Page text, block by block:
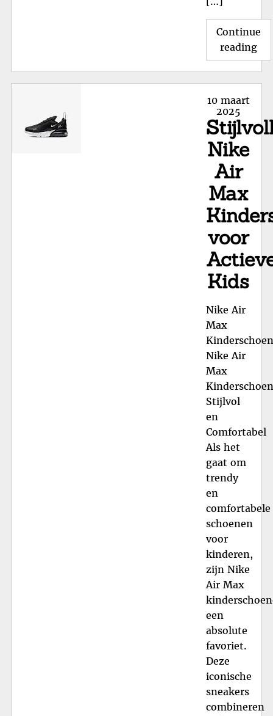
Continue
reading
Posted
on
10 maart
2025
Nike
Air
Max
voor
Kids
Nike Air
Max
Nike Air
Max
Stijlvol
en
Comfortabel
Als het
gaat om
trendy
en
comfortabele
schoenen
voor
kinderen,
zijn Nike
Air Max
een
absolute
favoriet.
Deze
iconische
sneakers
combineren